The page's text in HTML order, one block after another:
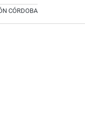
CÓRDOBA